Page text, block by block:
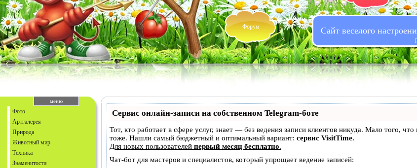
Сайт веселого
Форум
меню
Фото
Артгалерея
Природа
Животный мир
Техника
Знаменитости
Сервис онлайн-записи на собственном Telegram-боте
Тот, кто работает в сфере услуг, знает — без ведения записи клиентов никуда. Мало того,
тоже. Нашли самый бюджетный и оптимальный вариант: сервис VisitTime.
Для новых пользователей первый месяц бесплатно.
Чат-бот для мастеров и специалистов, который упрощает ведение записей: